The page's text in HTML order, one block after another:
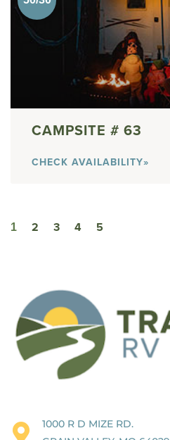
63
CHECK AVAILABILITY»
1 2 3 4 5
1000 R D MIZE RD.